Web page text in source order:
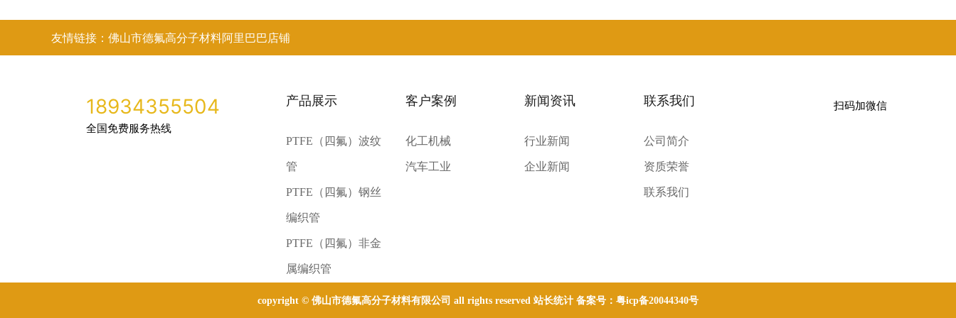
友情链接：佛山市德氟高分子材料阿里巴巴店铺
18934355504
全国免费服务热线
产品展示
PTFE（四氟）波纹
管
PTFE（四氟）钢丝
编织管
PTFE（四氟）非金
属编织管
客户案例
化工机械
汽车工业
新闻资讯
行业新闻
企业新闻
联系我们
公司简介
资质荣誉
联系我们
扫码加微信
copyright © 佛山市德氟高分子材料有限公司 all rights reserved 站长统计 备案号： 粤icp备20044340号